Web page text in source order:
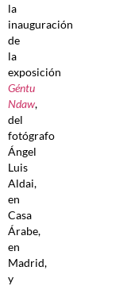
la
inauguración
de
la
exposición
Géntu
Ndaw,
del
fotógrafo
Ángel
Luis
Aldai,
en
Casa
Árabe,
en
Madrid,
y